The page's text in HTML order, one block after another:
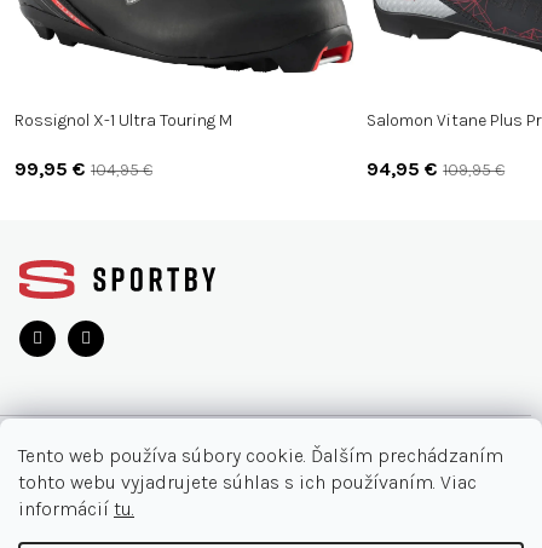
Tento web používa súbory cookie. Ďalším prechádzaním
tohto webu vyjadrujete súhlas s ich používaním. Viac
informácií tu.
Rossignol X-1 Ultra Touring M
99,95 € 104,95 €
Salomon Vitane Plus
94,95 € 109,95 €
e
O NÁKUPE
Moja objednávka
Najčastejšie otázky
INFORMÁCIE